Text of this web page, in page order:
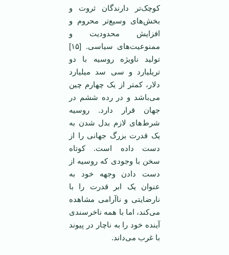
کوچک‌تر دارندگان ثروت و
بخش‌های وسیع‌تر محروم و
افزایش محدودیت و
ممنوعیت‌های سیاسی. [۱۵]
تولید ناویژه روسیه با دو
تریلیارد و سی سد میلیارد
دلار، کمتر از یک چهارم چین
می‌باشد و در رده ششم در
جهان قرار دارد. روسیه
شرط‌های لازم بدل شدن به
یک قدرت بزرگ جهانی را از
دست داده است. کوتاه
سخن با وجودی که روسیه از
دست دادن وجهه خود به
عنوان یک ابر قدرت را با
نارضایتی و ناآرامی مشاهده
می‌کند، اما با همه ناخرسندی
آینده خود را به ناچار در پیوند
با غرب می‌داند.